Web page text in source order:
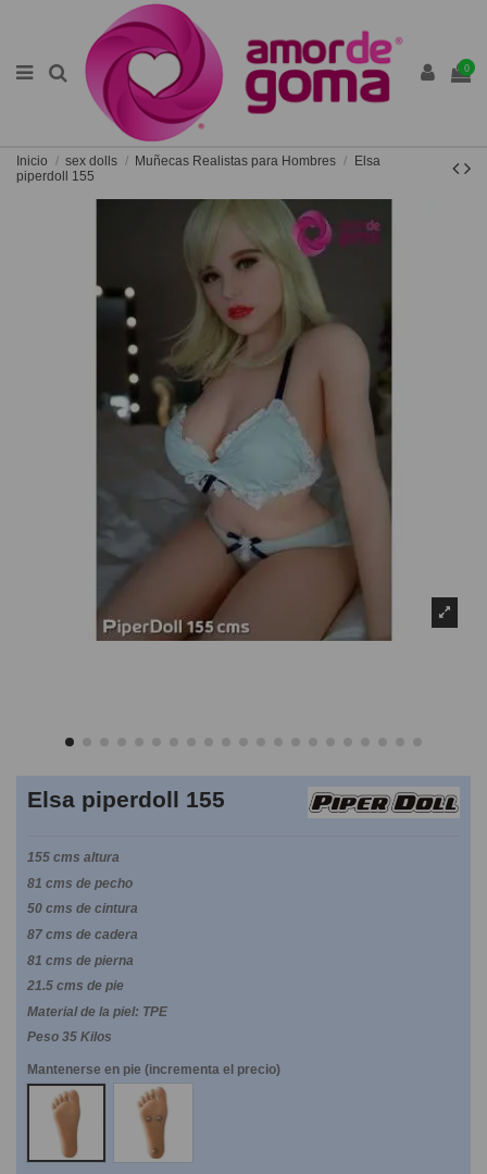
0
Inicio sex dolls Muñecas Realistas para Hombres
Elsa
piperdoll 155
Elsa piperdoll 155
155 cms altura
81 cms de pecho
50 cms de cintura
87 cms de cadera
81 cms de pierna
21.5 cms de pie
Material de la piel: TPE
Peso 35 Kilos
Mantenerse en pie (incrementa el precio)
NO
SI